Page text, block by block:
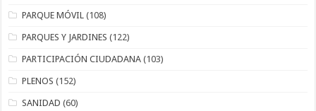
PARQUE MÓVIL (108)
PARQUES Y JARDINES (122)
PARTICIPACIÓN CIUDADANA (103)
PLENOS (152)
SANIDAD (60)